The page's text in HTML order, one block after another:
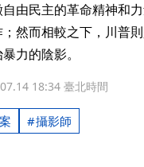
由民主的革命精神和
然而相較之下，川普
力的陰影。
18:34 臺北時間
攝影師